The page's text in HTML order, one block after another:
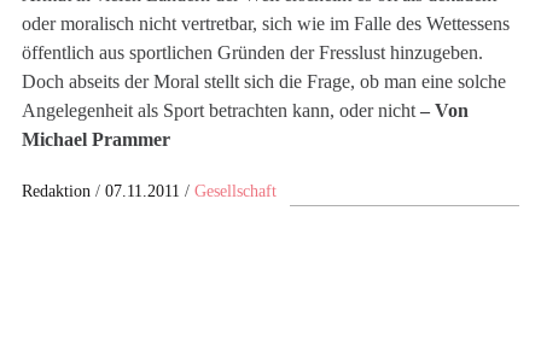
oder moralisch nicht vertretbar, sich wie im Falle des Wettessens
öffentlich aus sportlichen Gründen der Fresslust hinzugeben.
Doch abseits der Moral stellt sich die Frage, ob man eine solche
Angelegenheit als Sport betrachten kann, oder nicht – Von
Michael Prammer
Redaktion 07.11.2011 Gesellschaft